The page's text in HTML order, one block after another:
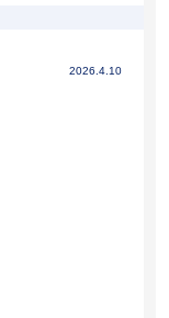
2026.4.10